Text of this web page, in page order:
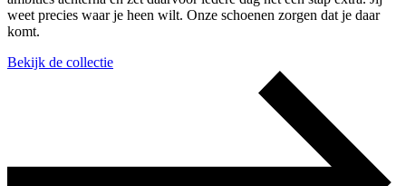
weet precies waar je heen wilt. Onze schoenen zorgen dat je daar
komt.
Bekijk de collectie